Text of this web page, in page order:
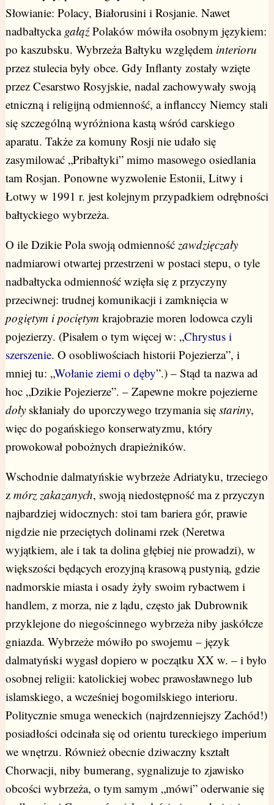
Słowianie: Polacy, Białorusini i Rosjanie. Nawet
nadbałtycka gałąźPolaków mówiła osobnym językiem:
po kaszubsku. Wybrzeża Bałtyku względem interioru
przez stulecia były obce. Gdy Inflanty zostały wzięte
przez Cesarstwo Rosyjskie, nadal zachowywały swoją
etniczną i religijną odmienność, a inflanccy Niemcy stali
się szczególną wyróżniona kastą wśród carskiego
aparatu. Także za komuny Rosji nie udało się
zasymilować „Pribałtyki” mimo masowego osiedlania
tam Rosjan. Ponowne wyzwolenie Estonii, Litwy i
Łotwy w 1991 r. jest kolejnym przypadkiem odrębności
bałtyckiego wybrzeża.
O ile Dzikie Pola swoją odmienność zawdzięczały
nadmiarowi otwartej przestrzeni w postaci stepu, o tyle
nadbałtycka odmienność wzięła się z przyczyny
przeciwnej: trudnej komunikacji i zamknięcia w
pogiętym i pociętymkrajobrazie moren lodowca czyli
pojezierzy. (Pisałem o tym więcej w: „Chrystus i
szerszenie. O osobliwościach historii Pojezierza”, i
mniej tu: „Wołanie ziemi o dęby”.) – Stąd ta nazwa ad
hoc „Dzikie Pojezierze”. – Zapewne mokre pojezierne
dołyskłaniały do uporczywego trzymania się stariny,
więc do pogańskiego konserwatyzmu, który
prowokował pobożnych drapieżników.
Wschodnie dalmatyńskie wybrzeże Adriatyku, trzeciego
z mórz zakazanych, swoją niedostępność ma z przyczyn
najbardziej widocznych: stoi tam bariera gór, prawie
nigdzie nie przeciętych dolinami rzek (Neretwa
wyjątkiem, ale i tak ta dolina głębiej nie prowadzi), w
większości będących erozyjną krasową pustynią, gdzie
nadmorskie miasta i osady żyły swoim rybactwem i
handlem, z morza, nie z lądu, często jak Dubrownik
przyklejone do niegościnnego wybrzeża niby jaskółcze
gniazda. Wybrzeże mówiło po swojemu – język
dalmatyński wygasł dopiero w początku XX w. – i było
osobnej religii: katolickiej wobec prawosławnego lub
islamskiego, a wcześniej bogomilskiego interioru.
Politycznie smuga weneckich (najrdzenniejszy Zachód!)
posiadłości odcinała się od orientu tureckiego imperium
we wnętrzu. Również obecnie dziwaczny kształt
Chorwacji, niby bumerang, sygnalizuje to zjawisko
obcości wybrzeża, o tym samym „mówi” oderwanie się